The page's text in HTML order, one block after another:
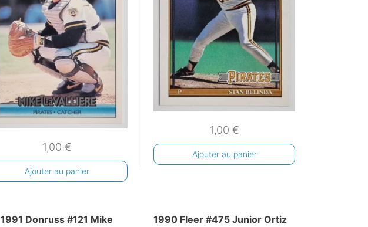
1,00 €
Ajouter au panier
1,00 €
Ajouter au panier
1991 Donruss #121 Mike
1990 Fleer #475 Junior Ortiz